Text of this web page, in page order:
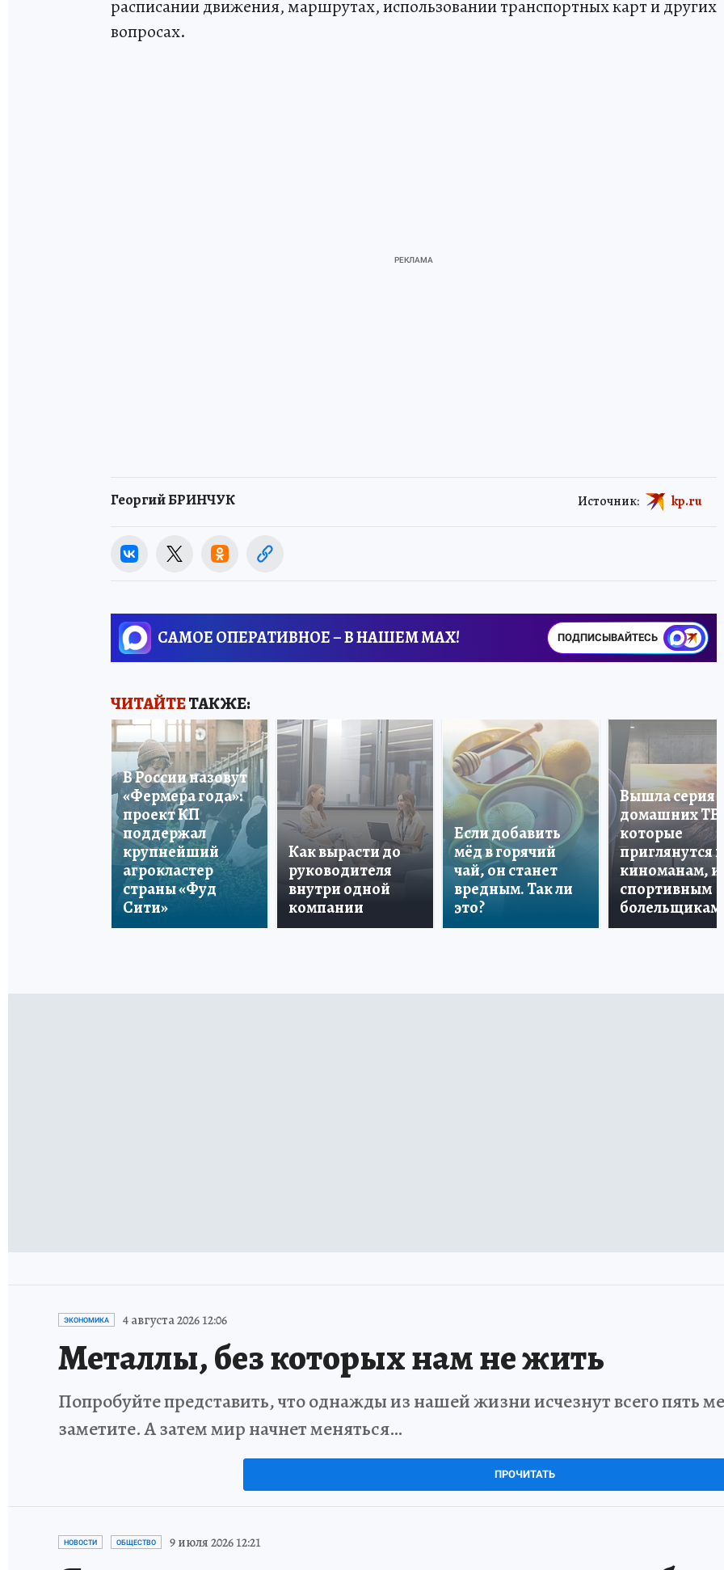
расписании движения, маршрутах, использовании транспортных карт и других
вопросах.
Георгий БРИНЧУК Источник: kp.ru
САМОЕ ОПЕРАТИВНОЕ – В НАШЕМ MAX! ПОДПИСЫВАЙТЕСЬ
ЧИТАЙТЕТАКЖЕ:
В России назовут
«Фермера года»:
проект КП
поддержал
крупнейший
агрокластер
страны «Фуд
Сити»
Как вырасти до
руководителя
внутри одной
компании
Если добавить
мёд в горячий
чай, он станет
вредным. Так ли
это?
Вышла серия
домашних ТВ,
которые
приглянутся и
киноманам, и
спортивным
болельщикам
ЭКОНОМИКА 4 августа 2026 12:06
Металлы, без которых нам не жить
Попробуйте представить, что однажды из нашей жизни исчезнут всего пять
заметите. А затем мир начнет меняться…
ПРОЧИТАТЬ
НОВОСТИ ОБЩЕСТВО 9 июля 2026 12:21